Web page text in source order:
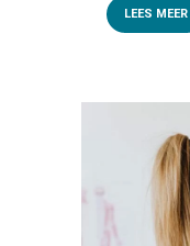
LEES MEER